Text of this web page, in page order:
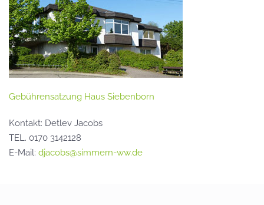
Gebührensatzung Haus Siebenborn
Kontakt: Detlev Jacobs
TEL. 0170 3142128
E-Mail: djacobs@simmern-ww.de